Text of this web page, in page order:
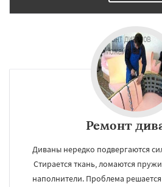
Ремонт
Диваны нередко подвергаются
Стирается ткань, ломаются
наполнители. Проблема